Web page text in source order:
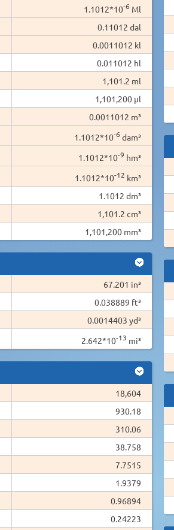
1.1012*10-6 Ml
0.11012 dal
0.0011012 kl
0.011012 hl
1,101.2 ml
1,101,200 µl
0.0011012 m³
1.1012*10-6 dam³
1.1012*10-9 hm³
1.1012*10-12 km³
1.1012 dm³
1,101.2 cm³
1,101,200 mm³
67.201 in³
0.038889 ft³
0.0014403 yd³
2.642*10-13 mi³
18,604
930.18
310.06
38.758
7.7515
1.9379
0.96894
0.24223